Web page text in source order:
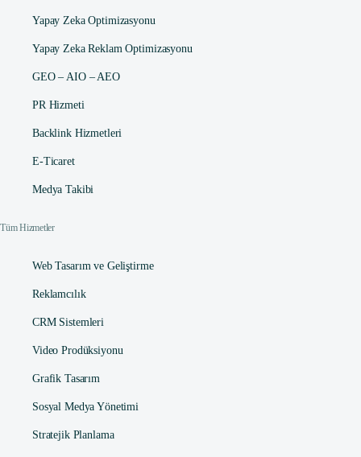
Yapay Zeka Optimizasyonu
Yapay Zeka Reklam Optimizasyonu
GEO – AIO – AEO
PR Hizmeti
Backlink Hizmetleri
E-Ticaret
Medya Takibi
Tüm Hizmetler
Web Tasarım ve Geliştirme
Reklamcılık
CRM Sistemleri
Video Prodüksiyonu
Grafik Tasarım
Sosyal Medya Yönetimi
Stratejik Planlama